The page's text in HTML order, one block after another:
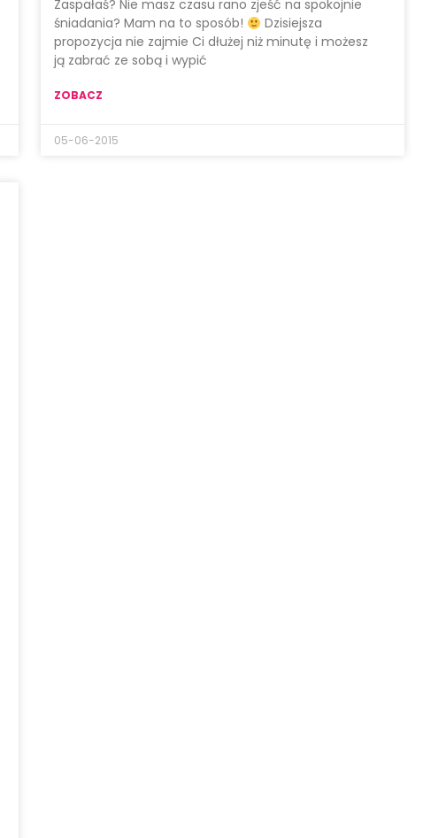
Zaspałaś? Nie masz czasu rano zjeść na spokojnie
śniadania? Mam na to sposób!
Dzisiejsza
propozycja nie zajmie Ci dłużej niż minutę i możesz
ją zabrać ze sobą i wypić
ZOBACZ
05-06-2015